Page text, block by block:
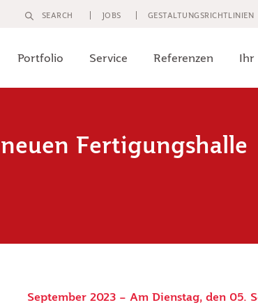
JOBS GESTALTUNGSRICHTLINIEN
SEARCH
Portfolio Service Referenzen Ihr
Fertigungshalle
September 2023 – Am Dienstag, den 05.